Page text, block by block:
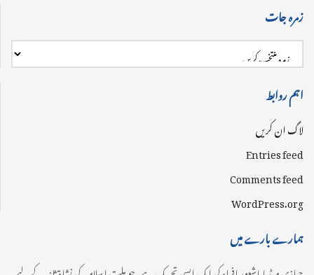
زمرہ جات
اہم روابط
لاگ ان کریں
Entries feed
Comments feed
WordPress.org
ہمارے بارے میں